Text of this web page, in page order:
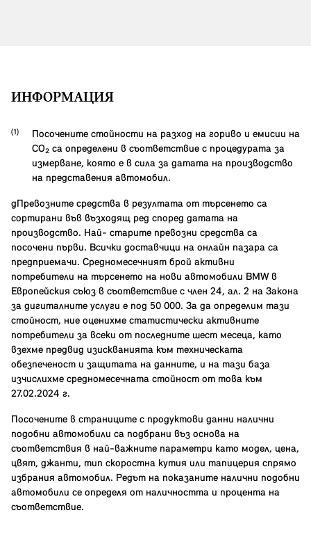
ИНФОРМАЦИЯ
Посочените стойности на разход на гориво и емисии на
CO₂ са определени в съответствие с процедурата за
измерване, която е в сила за датата на производство
на представения автомобил.
gПревозните средства в резултата от търсенето са
сортирани във възходящ ред според датата на
производство. Най- старите превозни средства са
посочени първи. Всички доставчици на онлайн пазара са
предприемачи. Средномесечният брой активни
потребители на търсенето на нови автомобили BMW в
Европейския съюз в съответствие с член 24, ал. 2 на Закона
за дигиталните услуги е под 50 000. За да определим тази
стойност, ние оценихме статистически активните
потребители за всеки от последните шест месеца, като
взехме предвид изискванията към техническата
обезпеченост и защитата на данните, и на тази база
изчислихме средномесечната стойност от това към
27.02.2024 г.
Посочените в страниците с продуктови данни налични
подобни автомобили са подбрани въз основа на
съответствия в най-важните параметри като модел, цена,
цвят, джанти, тип скоростна кутия или тапицерия спрямо
избрания автомобил. Редът на показаните налични подобни
автомобили се определя от наличността и процента на
съответствие.